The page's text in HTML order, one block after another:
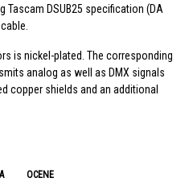
DSUB25 specification (DA
is nickel-plated. The corresponding
analog as well as DMX signals
copper shields and an additional
OCENE